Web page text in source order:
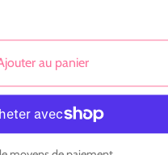
au panier